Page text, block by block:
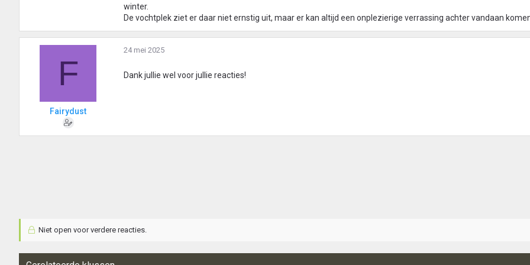
winter.
De vochtplek ziet er daar niet ernstig uit, maar er kan altijd een onplezierige verrassing achter vandaan
F
Fairydust
24 mei 2025
Dank jullie wel voor jullie reacties!
Niet open voor verdere reacties.